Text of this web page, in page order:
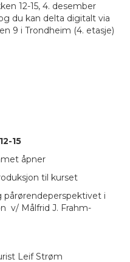
12-15, 4. desember
du kan delta digitalt via
9 i Trondheim (4. etasje)
15
åpner
til kurset
pårørendeperspektivet i
v/ Målfrid J. Frahm-
Leif Strøm